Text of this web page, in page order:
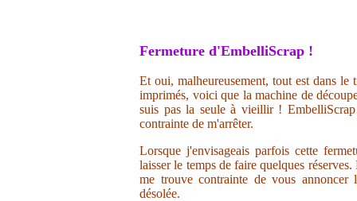
Fermeture d'EmbelliScrap !
Et oui, malheureusement, tout est dans
imprimés, voici que la machine de
suis pas la seule à vieillir !
contrainte de m'arrêter.
Lorsque j'envisageais parfois cette
laisser le temps de faire quelques
me trouve contrainte de vous annoncer
désolée.